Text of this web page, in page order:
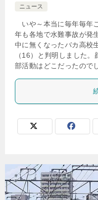
ニュース
いや～本当に毎年毎年
年も各地で水難事故が発
中に無くなったバカ高校
（16）と判明しました
部活動はどこだったので